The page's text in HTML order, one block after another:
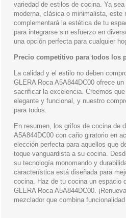
variedad de estilos de cocina. Ya
moderna, clásica o minimalista, este
complementará la estética de tu
para integrarse sin esfuerzo en
una opción perfecta para cualquier
Precio competitivo para todos los
La calidad y el estilo no deben
GLERA Roca A5A844DC00 ofrece
sacrificar la excelencia. Creemos
elegante y funcional, y nuestro
para todos.
En resumen, los grifos de cocina de
A5A844DC00 con caño giratorio en
elección perfecta para aquellos que
toque vanguardista a su cocina.
su tecnología monomando y
característica está diseñada para
cocina. Haz de tu cocina un espacio
GLERA Roca A5A844DC00.
mezclador que combina